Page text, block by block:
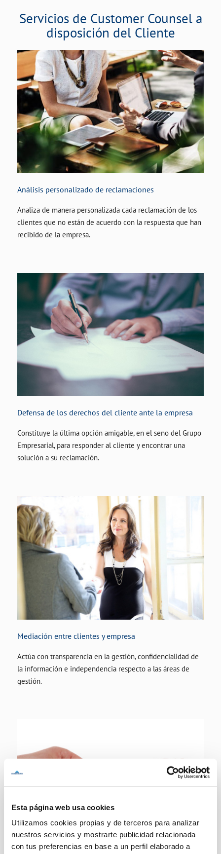
Esta página web usa cookies
Utilizamos cookies propias y de terceros para analizar
nuestros servicios y mostrarte publicidad relacionada
con tus preferencias en base a un perfil elaborado a
Servicios de Customer Counsel a
disposición del Cliente
Análisis personalizado de reclamaciones
Analiza de manera personalizada cada reclamación de los
clientes que no están de acuerdo con la respuesta que han
recibido de la empresa.
Defensa de los derechos del cliente ante la empresa
Constituye la última opción amigable, en el seno del Grupo
Empresarial, para responder al cliente y encontrar una
solución a su reclamación.
Mediación entre clientes y empresa
Actúa con transparencia en la gestión, confidencialidad de
la información e independencia respecto a las áreas de
gestión.